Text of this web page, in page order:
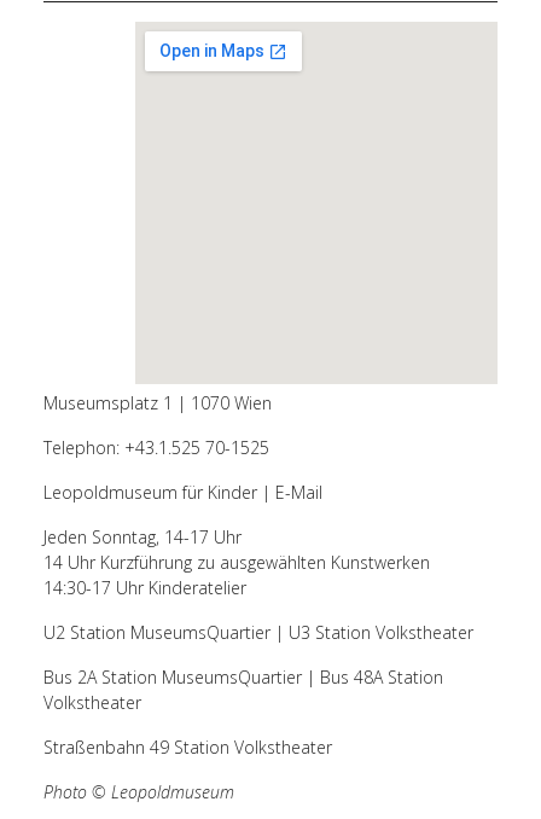
Museumsplatz 1 | 1070 Wien
Telephon: +43.1.525 70-1525
Leopoldmuseum für Kinder | E-Mail
Jeden Sonntag, 14-17 Uhr
14 Uhr Kurzführung zu ausgewählten Kunstwerken
14:30-17 Uhr Kinderatelier
U2 Station MuseumsQuartier | U3 Station Volkstheater
Bus 2A Station MuseumsQuartier | Bus 48A Station
Volkstheater
Straßenbahn 49 Station Volkstheater
Photo © Leopoldmuseum